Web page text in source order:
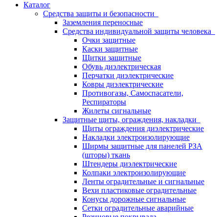
Каталог
Средства защиты и безопасности
Заземления переносные
Средства индивидуальной защиты человека
Очки защитные
Каски защитные
Щитки защитные
Обувь диэлектрическая
Перчатки диэлектрические
Ковры диэлектрические
Противогазы, Самоспасатели,
Респираторы
Жилеты сигнальные
Защитные щиты, ограждения, накладки
Щиты ограждения диэлектрические
Накладки электроизолирующие
Ширмы защитные для панелей РЗА
(шторы) ткань
Штендеры диэлектрические
Колпаки электроизолирующие
Ленты оградительные и сигнальные
Вехи пластиковые оградительные
Конусы дорожные сигнальные
Сетки оградительные аварийные